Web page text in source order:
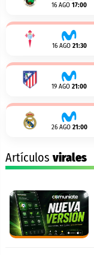
16 AGO 17:00
16 AGO 21:30
19 AGO 21:00
26 AGO 21:00
Artículosvirales